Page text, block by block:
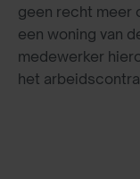
geen recht meer
een woning van
medewerker
het